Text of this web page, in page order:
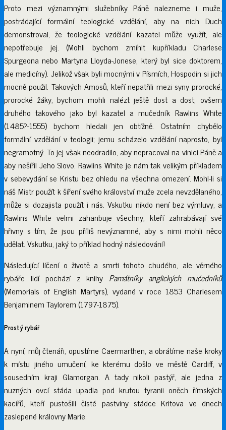
Proto mezi významnými služebníky Páně nalezneme i muže,
postrádající formální teologické vzdělání, aby na nich Duch
demonstroval, že teologické vzdělání kazatel může využít, ale
nepotřebuje jej. (Mohli bychom zmínit kupříkladu Charlese
Spurgeona nebo Martyna Lloyda-Jonese, který byl sice doktorem,
ale medicíny). Jelikož však byli mocnými v Písmích, Hospodin si jich
mocně použil. Takových Amosů, kteří nepatřili mezi syny prorocké,
prorocké žáky, bychom mohli nalézt ještě dost a dost; ovšem
druhého takového jako byl kazatel a mučedník Rawlins White
(1485?-1555) bychom hledali jen obtížně. Ostatním chybělo
formální vzdělání v teologii; jemu scházelo vzdělání naprosto, byl
negramotný. To jej však neodradilo, aby nepracoval na vinici Páně a
aby nešířil Jeho Slovo. Rawlins White je nám tak velikým příkladem
v sebevydání se Kristu bez ohledu na všechna omezení. Mohl-li si
náš Mistr použít k šíření svého království muže zcela nevzdělaného,
může si dozajista použít i nás. Vskutku nikdo není bez výmluvy, a
Rawlins White velmi zahanbuje všechny, kteří zahrabávají své
hřivny s tím, že jsou příliš nevýznamné, aby s nimi mohli něco
udělat. Vskutku, jaký to příklad hodný následování!
Následující líčení o životě a smrti tohoto chudého, ale věrného
rybáře lidí pochází z knihy Památníky anglických mučedníků
(Memorials of English Martyrs), vydané v roce 1853 Charlesem
Benjaminem Taylorem (1797-1875).
Prostý rybář
A nyní, můj čtenáři, opustíme Caermarthen, a obrátíme naše kroky
k místu jiného umučení, ke kterému došlo ve městě Cardiff, v
sousedním kraji Glamorgan. A tady nikoli pastýř, ale jedna z
nuzných ovcí stáda upadla pod krutou tyranii oněch římských
kacířů, kteří pustošili čisté pastviny stádce Kritova ve dnech
zaslepené královny Marie.